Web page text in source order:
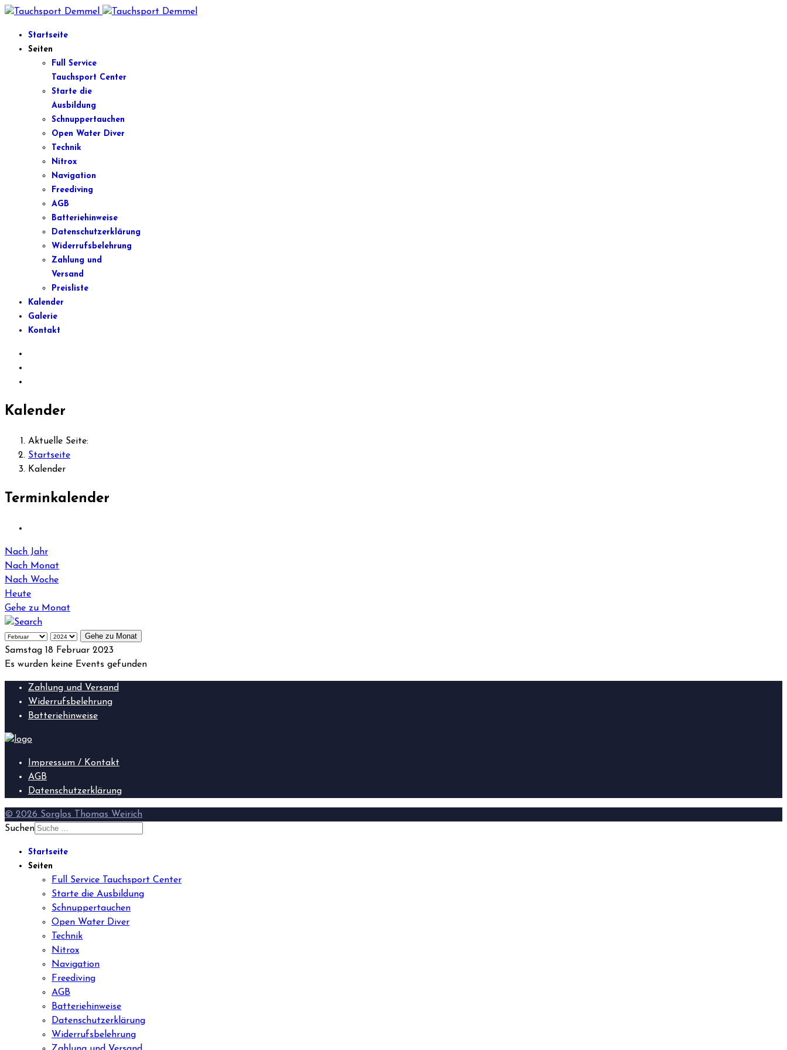
Startseite
Seiten
Full Service
Tauchsport Center
Starte die
Ausbildung
Schnuppertauchen
Open Water Diver
Technik
Nitrox
Navigation
Freediving
AGB
Batteriehinweise
Datenschutzerklärung
Widerrufsbelehrung
Zahlung und
Versand
Preisliste
Kalender
Galerie
Kontakt
Kalender
Aktuelle Seite:
Startseite
Kalender
Terminkalender
Nach Jahr
Nach Monat
Nach Woche
Heute
Gehe zu Monat
Gehe zu Monat
Samstag 18 Februar 2023
Es wurden keine Events gefunden
Zahlung und Versand
Widerrufsbelehrung
Batteriehinweise
Impressum / Kontakt
AGB
Datenschutzerklärung
© 2026 Sorglos Thomas Weirich
Suchen
Startseite
Seiten
Full Service Tauchsport Center
Starte die Ausbildung
Schnuppertauchen
Open Water Diver
Technik
Nitrox
Navigation
Freediving
AGB
Batteriehinweise
Datenschutzerklärung
Widerrufsbelehrung